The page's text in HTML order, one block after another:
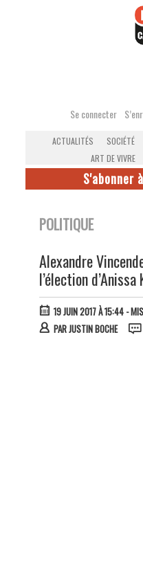
Se connecter
ACTUALITÉS SOCIÉTÉ
ART DE VIVRE
S'abonner
POLITIQUE
Alexandre
l’élection d’Anissa
19 JUIN 2017 À 15:44-
PARJUSTIN BOCHE